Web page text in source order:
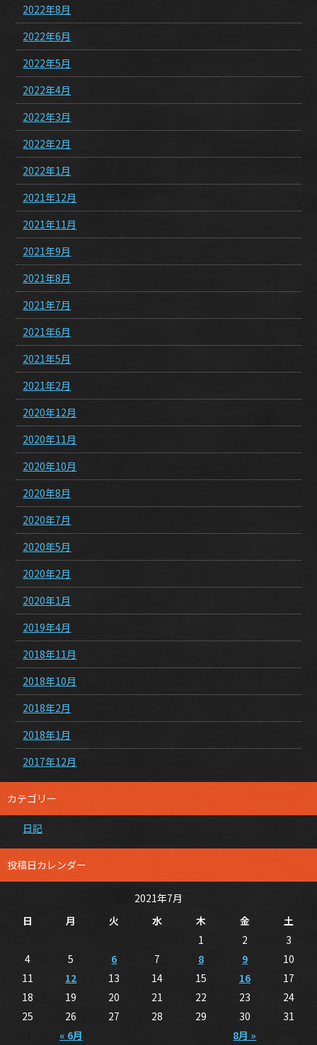
2022年8月
2022年6月
2022年5月
2022年4月
2022年3月
2022年2月
2022年1月
2021年12月
2021年11月
2021年9月
2021年8月
2021年7月
2021年6月
2021年5月
2021年2月
2020年12月
2020年11月
2020年10月
2020年8月
2020年7月
2020年5月
2020年2月
2020年1月
2019年4月
2018年11月
2018年10月
2018年2月
2018年1月
2017年12月
カテゴリー
日記
投稿日カレンダー
2021年7月
日
月 火 水 木 金 土
« 6月 8月 »
1 2
3
4
5 6 7 8 9
10
11
12 13 14 15 16
17
18
19 20 21 22 23
24
25
26 27 28 29 30 31